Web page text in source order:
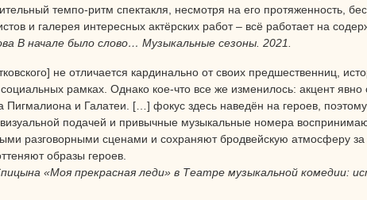
темпо-ритм спектакля, несмотря на его протяженность,
и галерея интересных актёрских работ – всё работает на
В начале было слово… Музыкальные сезоны. 2021.
не отличается кардинально от своих предшественниц,
рамках. Однако кое-что все же изменилось: акцент
Пигмалиона и Галатеи. […] фокус здесь наведён на героев,
подачей и привычные музыкальные номера
разговорными сценами и сохраняют бродвейскую атмосферу
образы героев.
«Моя прекрасная леди» в Театре музыкальной комедии: